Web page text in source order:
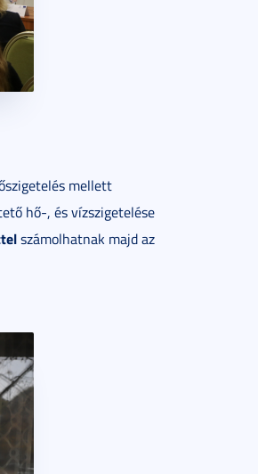
mellett
hő-, és vízszigetelése
számolhatnak majd az